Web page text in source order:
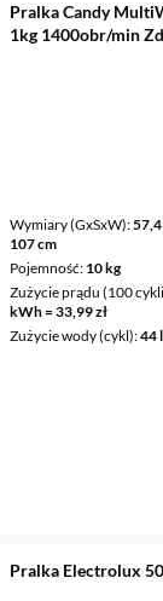
Pralka Candy
1kg 1400obr/min
Wymiary (GxSxW) 57,4
107 cm
Pojemność 10 kg
Zużycie prądu (100
kWh = 33,99 zł
Zużycie wody (cykl) 44 l
Pralka Electrolux